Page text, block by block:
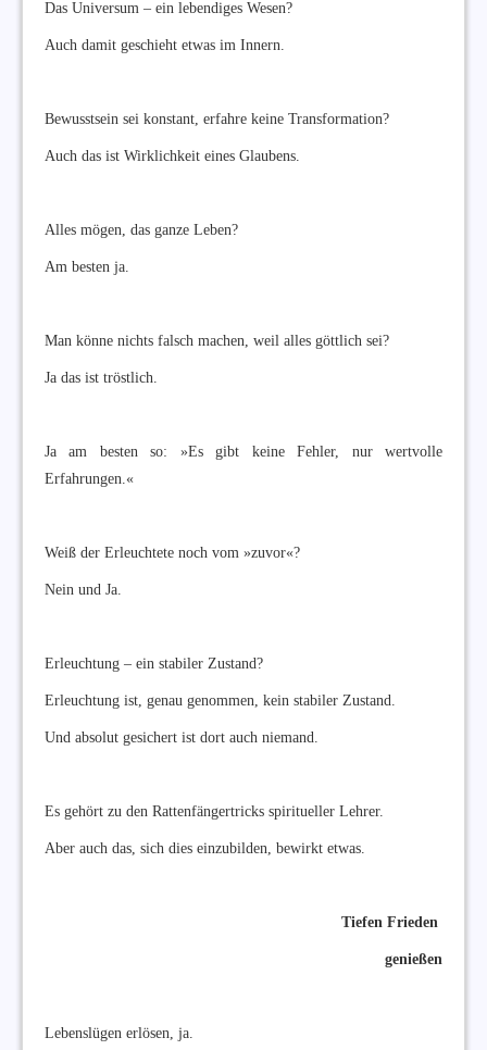
Das Universum – ein lebendiges Wesen?
Auch damit geschieht etwas im Innern.
Bewusstsein sei konstant, erfahre keine Transformation?
Auch das ist Wirklichkeit eines Glaubens.
Alles mögen, das ganze Leben?
Am besten ja.
Man könne nichts falsch machen, weil alles göttlich sei?
Ja das ist tröstlich.
Ja am besten so: »Es gibt keine Fehler, nur wertvolle
Erfahrungen.«
Weiß der Erleuchtete noch vom »zuvor«?
Nein und Ja.
Erleuchtung – ein stabiler Zustand?
Erleuchtung ist, genau genommen, kein stabiler Zustand.
Und absolut gesichert ist dort auch niemand.
Es gehört zu den Rattenfängertricks spiritueller Lehrer.
Aber auch das, sich dies einzubilden, bewirkt etwas.
Tiefen Frieden
genießen
Lebenslügen erlösen, ja.